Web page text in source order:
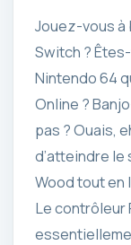
Jouez-vous à
Switch ?
Nintendo 64
Online ?
pas ? Ouais,
d’atteindre le
Wood tout en
Le contrôleur